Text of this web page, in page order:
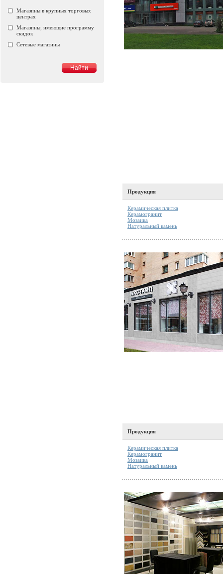
Продукция
Керамическая плитка
Керамогранит
Мозаика
Натуральный камень
Продукция
Керамическая плитка
Керамогранит
Мозаика
Натуральный камень
Магазины в крупных торговых
центрах
Магазины, имеющие программу
скидок
Сетевые магазины